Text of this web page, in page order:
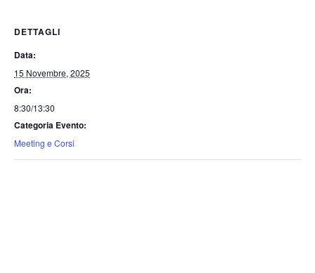
DETTAGLI
Data:
15 Novembre, 2025
Ora:
8:30/13:30
Categoria Evento:
Meeting e Corsi